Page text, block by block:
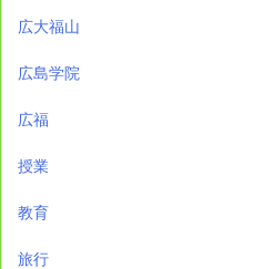
広大福山
広島学院
広福
授業
教育
旅行